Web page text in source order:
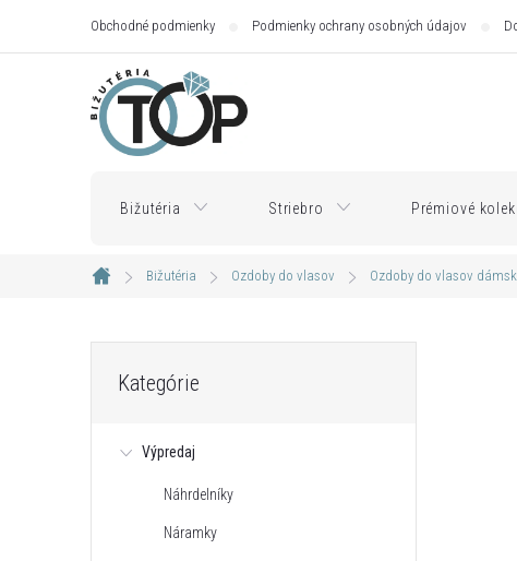
Obchodné podmienky Podmienky ochrany osobných údajov
Bižutéria Striebro Prémiové
Domov
Bižutéria Ozdoby do vlasov Ozdoby do vlasov
kategórie
Kategórie
Výpredaj
Náhrdelníky
Náramky